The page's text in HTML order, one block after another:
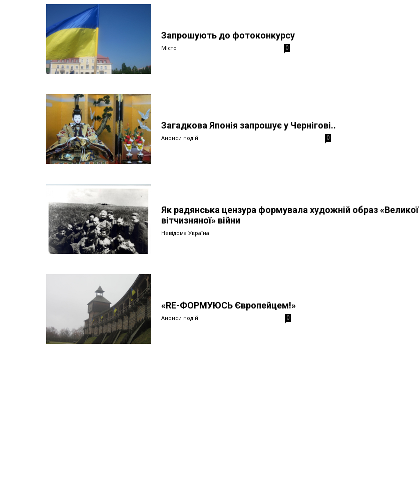
Запрошують до фотоконкурсу
Місто 0
Загадкова Японія запрошує у Чернігові..
Анонси подій 0
Як радянська цензура формувала художній образ «Великої
вітчизняної» війни
Невідома Україна
«RE-ФОРМУЮСЬ Європейцем!»
Анонси подій 0